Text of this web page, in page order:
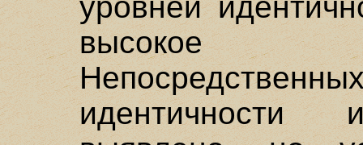
уровней
высокое